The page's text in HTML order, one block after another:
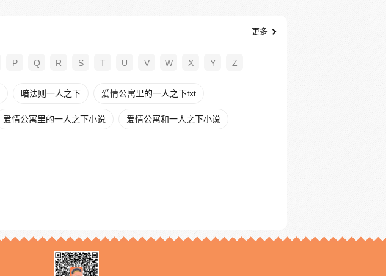
更多
P Q R S T U V W X Y Z
暗法则一人之下 爱情公寓里的一人之下txt
爱情公寓里的一人之下小说 爱情公寓和一人之下小说